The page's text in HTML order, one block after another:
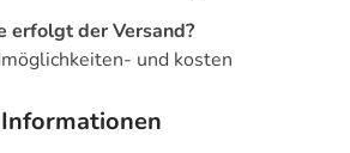
erfolgt der Versand?
und kosten
Informationen